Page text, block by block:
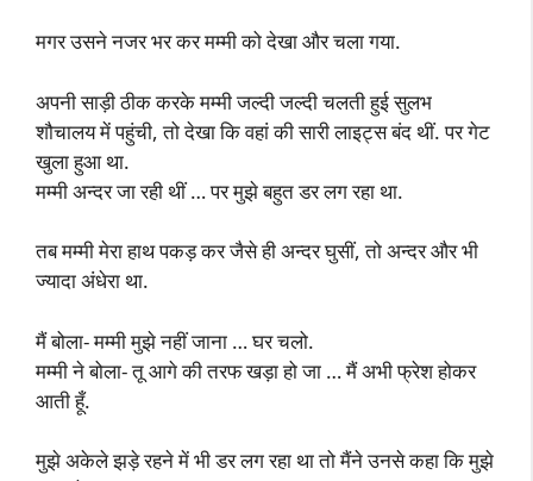
मगर उसने नजर भर कर मम्मी को देखा और चला गया.
अपनी साड़ी ठीक करके मम्मी जल्दी जल्दी चलती हुई सुलभ
शौचालय में पहुंची, तो देखा कि वहां की सारी लाइट्स बंद थीं. पर गेट
खुला हुआ था.
मम्मी अन्दर जा रही थीं … पर मुझे बहुत डर लग रहा था.
तब मम्मी मेरा हाथ पकड़ कर जैसे ही अन्दर घुसीं, तो अन्दर और भी
ज्यादा अंधेरा था.
मैं बोला- मम्मी मुझे नहीं जाना … घर चलो.
मम्मी ने बोला- तू आगे की तरफ खड़ा हो जा … मैं अभी फ्रेश होकर
आती हूँ.
मुझे अकेले झड़े रहने में भी डर लग रहा था तो मैंने उनसे कहा कि मुझे